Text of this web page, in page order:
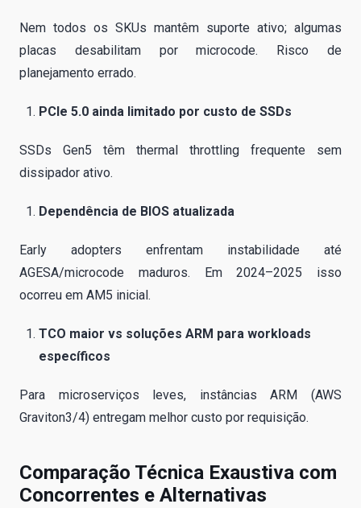
Nem todos os SKUs mantêm suporte ativo; algumas
placas desabilitam por microcode. Risco de
planejamento errado.
PCIe 5.0 ainda limitado por custo de SSDs
SSDs Gen5 têm thermal throttling frequente sem
dissipador ativo.
Dependência de BIOS atualizada
Early adopters enfrentam instabilidade até
AGESA/microcode maduros. Em 2024–2025 isso
ocorreu em AM5 inicial.
TCO maior vs soluções ARM para workloads
específicos
Para microserviços leves, instâncias ARM (AWS
Graviton3/4) entregam melhor custo por requisição.
Comparação Técnica Exaustiva com
Concorrentes e Alternativas